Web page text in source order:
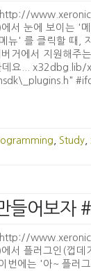
서 눈에 보이는 '
뉴' 를 클릭할 때,
거에서 지원해주
데요... x32dbg.lib/
Study
들어보자
서 플러그인(껍데
번에는 '아~ 플러